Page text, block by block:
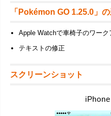
「Pokémon GO 1.25.0」
Apple Watchで車椅子のワーク
テキストの修正
スクリーンショット
iPhone